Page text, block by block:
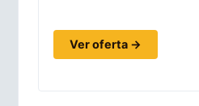
Ver oferta →